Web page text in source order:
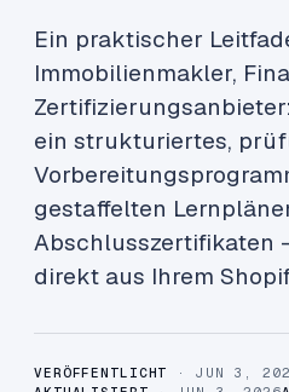
Ein praktischer
Immobilienmakler,
ein strukturiertes,
gestaffelten
Abschlusszertifikaten
direkt aus Ihrem
VERÖFFENTLICHT · JUN 3,